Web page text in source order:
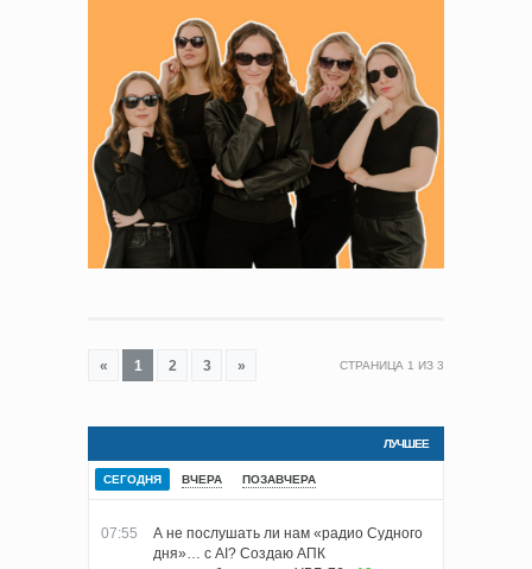
« 1 2 3 » СТРАНИЦА 1 ИЗ 3
ЛУЧШЕЕ
СЕГОДНЯ ВЧЕРА ПОЗАВЧЕРА
07:55
А не послушать ли нам «радио Судного
дня»… с AI? Создаю АПК